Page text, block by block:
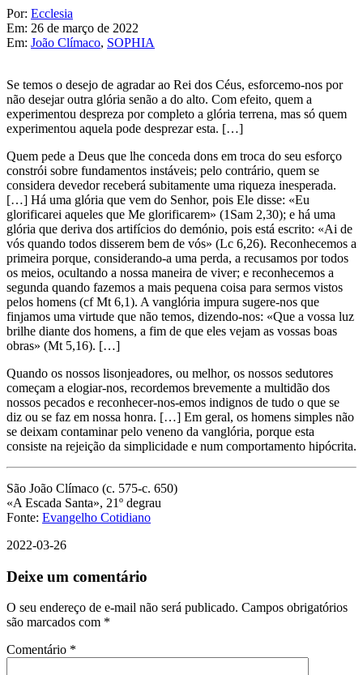
Por: Ecclesia
Em: 26 de março de 2022
Em: João Clímaco, SOPHIA
Se temos o desejo de agradar ao Rei dos Céus, esforcemo-nos por
não desejar outra glória senão a do alto. Com efeito, quem a
experimentou despreza por completo a glória terrena, mas só quem
experimentou aquela pode desprezar esta. […]
Quem pede a Deus que lhe conceda dons em troca do seu esforço
constrói sobre fundamentos instáveis; pelo contrário, quem se
considera devedor receberá subitamente uma riqueza inesperada.
[…] Há uma glória que vem do Senhor, pois Ele disse: «Eu
glorificarei aqueles que Me glorificarem» (1Sam 2,30); e há uma
glória que deriva dos artifícios do demónio, pois está escrito: «Ai de
vós quando todos disserem bem de vós» (Lc 6,26). Reconhecemos a
primeira porque, considerando-a uma perda, a recusamos por todos
os meios, ocultando a nossa maneira de viver; e reconhecemos a
segunda quando fazemos a mais pequena coisa para sermos vistos
pelos homens (cf Mt 6,1). A vanglória impura sugere-nos que
finjamos uma virtude que não temos, dizendo-nos: «Que a vossa luz
brilhe diante dos homens, a fim de que eles vejam as vossas boas
obras» (Mt 5,16). […]
Quando os nossos lisonjeadores, ou melhor, os nossos sedutores
começam a elogiar-nos, recordemos brevemente a multidão dos
nossos pecados e reconhecer-nos-emos indignos de tudo o que se
diz ou se faz em nossa honra. […] Em geral, os homens simples não
se deixam contaminar pelo veneno da vanglória, porque esta
consiste na rejeição da simplicidade e num comportamento hipócrita.
São João Clímaco (c. 575-c. 650)
«A Escada Santa», 21º degrau
Fonte: Evangelho Cotidiano
2022-03-26
Deixe um comentário
O seu endereço de e-mail não será publicado. Campos obrigatórios
são marcados com *
Comentário *